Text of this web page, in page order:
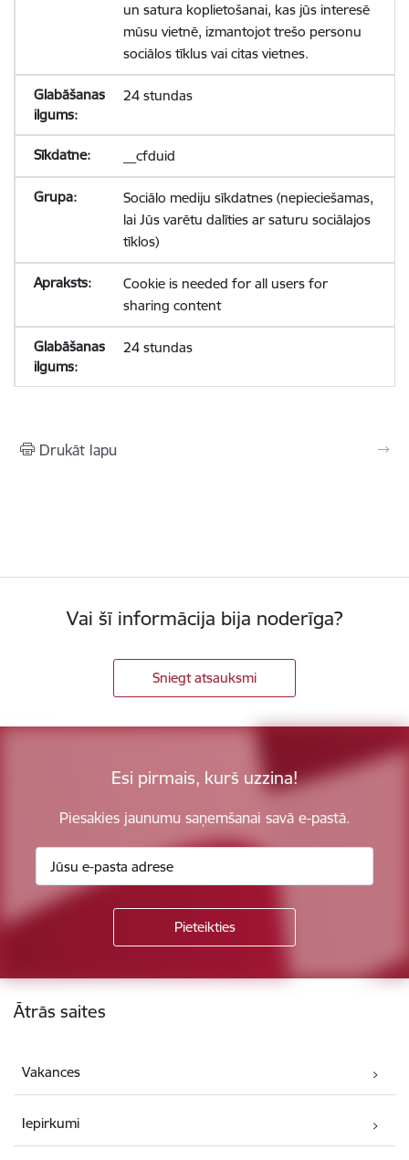
un satura koplietošanai, kas jūs interesē
mūsu vietnē, izmantojot trešo personu
sociālos tīklus vai citas vietnes.
24 stundas
__cfduid
Sociālo mediju sīkdatnes (nepieciešamas,
lai Jūs varētu dalīties ar saturu sociālajos
tīklos)
Cookie is needed for all users for
sharing content
24 stundas
Drukāt lapu
Vai šī informācija bija noderīga?
Sniegt atsauksmi
Esi pirmais, kurš uzzina!
Piesakies jaunumu saņemšanai savā e-pastā.
Kājene
Ātrās saites
Vakances
Iepirkumi